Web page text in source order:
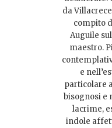
da
compito
Auguile
maestro.
e
particolare
bisognosi e
lacrime,
indole